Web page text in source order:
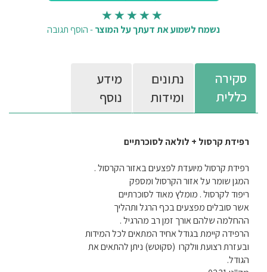
נשמח לשמוע את דעתך על המוצר-הוסף תגובה
סקירה
כללית
נתונים
ומידות
מידע
נוסף
רפידת קרסול + לולאה לסוכרתיים
רפידת קרסול מיועדת לפצעים באזור הקרסול .
המגן שומר על אזור הקרסול ומספק
ריפוד לקרסול . מומלץ מאוד לסוכרתיים
אשר סובלים מפצעים בכף הרגל ותהליך
ההחלמה שלהם אורך זמן רב מהרגיל .
הרפידה קיימת בגודל אחיד המתאים לכל המידות
ובעזרת רצועת וולקרו (סקוטש) ניתן להתאים את
הגודל.